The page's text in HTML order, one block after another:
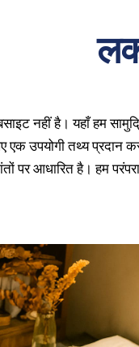
नहीं है। यहाँ हम
उपयोगी तथ्य प्रदान
पर आधारित है। हम